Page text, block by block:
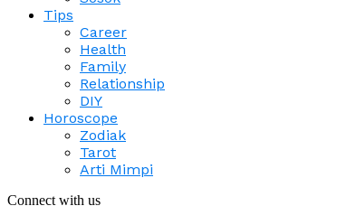
Tips
Career
Health
Family
Relationship
DIY
Horoscope
Zodiak
Tarot
Arti Mimpi
Connect with us